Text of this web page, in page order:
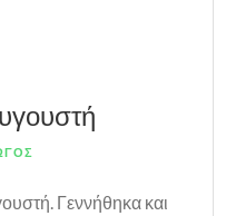
Γεννήθηκα και